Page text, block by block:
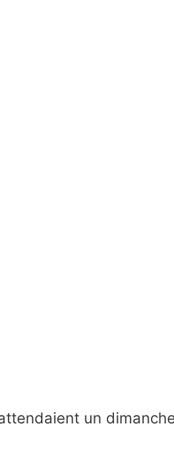
un